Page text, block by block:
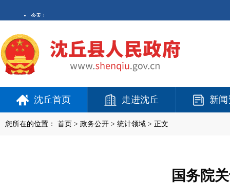
沈丘首页 走进沈丘 新
您所在的位置： 首页 > 政务公开 > 统计领域 > 正文
国务院